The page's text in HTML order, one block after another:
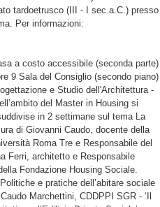
tardoetrusco (III - I sec.a.C.) presso
Per informazioni:
a costo accessibile (seconda parte)
9 Sala del Consiglio (secondo piano)
e Studio dell'Architettura -
del Master in Housing si
in 2 settimane sul tema La
di Giovanni Caudo, docente della
Roma Tre e Responsabile del
Ferri, architetto e Responsabile
Fondazione Housing Sociale.
e pratiche dell’abitare sociale
Marchettini, CDDPPI SGR - ‘Il